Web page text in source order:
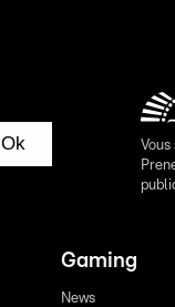
Ok
Gaming
News